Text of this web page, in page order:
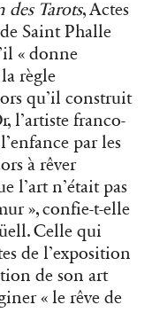
Tarots, Actes
Saint Phalle
« donne
règle
qu’il construit
l’artiste franco-
par les
à rêver
l’art n’était pas
», confie-t-elle
Celle qui
de l’exposition
de son art
« le rêve de